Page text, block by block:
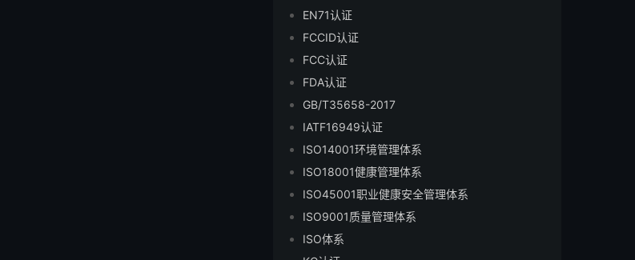
EN71认证
FCCID认证
FCC认证
FDA认证
GB/T35658-2017
IATF16949认证
ISO14001环境管理体系
ISO18001健康管理体系
ISO45001职业健康安全管理体系
ISO9001质量管理体系
ISO体系